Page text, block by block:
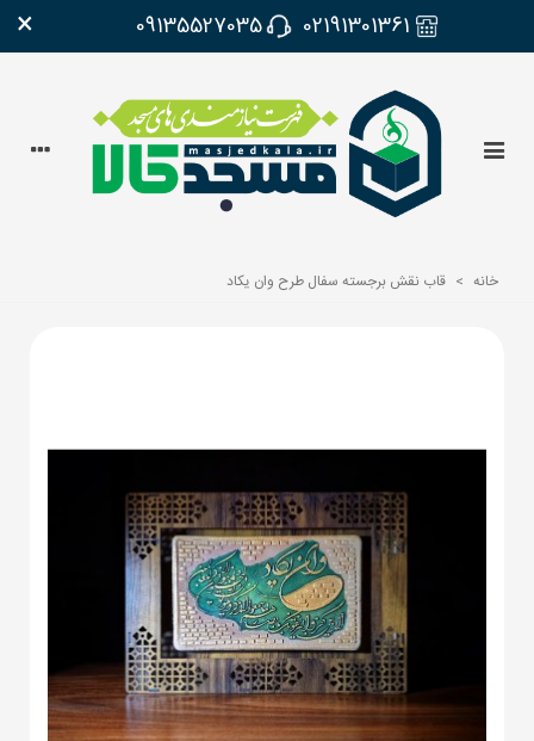
02191301361
09135527035
×
خانه > قاب نقش برجسته سفال طرح وان یکاد